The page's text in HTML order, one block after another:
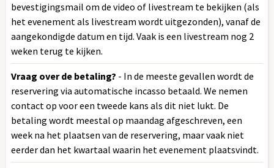
bevestigingsmail om de video of livestream te bekijken (als
het evenement als livestream wordt uitgezonden), vanaf de
aangekondigde datum en tijd. Vaak is een livestream nog 2
weken terug te kijken.
Vraag over de betaling? - In de meeste gevallen wordt de
reservering via automatische incasso betaald. We nemen
contact op voor een tweede kans als dit niet lukt. De
betaling wordt meestal op maandag afgeschreven, een
week na het plaatsen van de reservering, maar vaak niet
eerder dan het kwartaal waarin het evenement plaatsvindt.